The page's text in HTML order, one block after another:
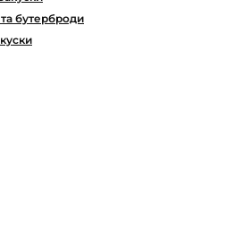
та бутерброди